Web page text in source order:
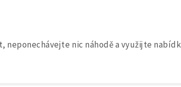
nic náhodě a využijte